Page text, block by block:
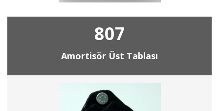
807
Amortisör Üst Tablası